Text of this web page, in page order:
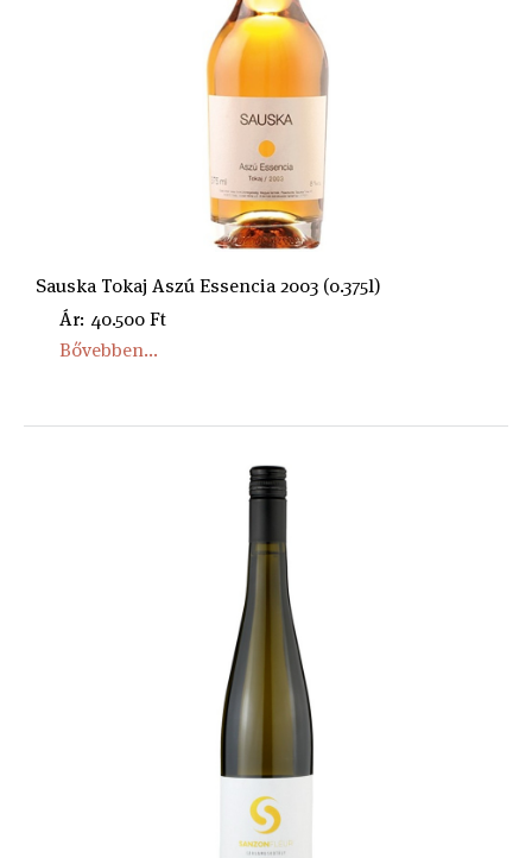
Sauska Tokaj Aszú Essencia 2003 (0.375l)
Ár: 40.500 Ft
Bővebben...